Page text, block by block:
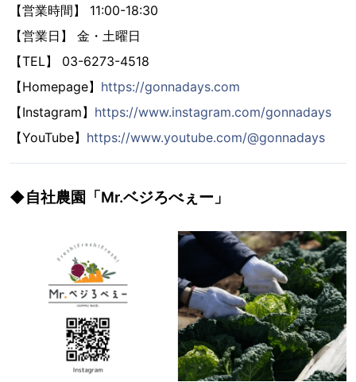
【営業時間】 11:00-18:30
【営業日】 金・土曜日
【TEL】 03-6273-4518
【Homepage】 https://gonnadays.com
【Instagram】 https://www.instagram.com/gonnadays
【YouTube】 https://www.youtube.com/@gonnadays
◆自社農園「Mr.ベジろべぇー」